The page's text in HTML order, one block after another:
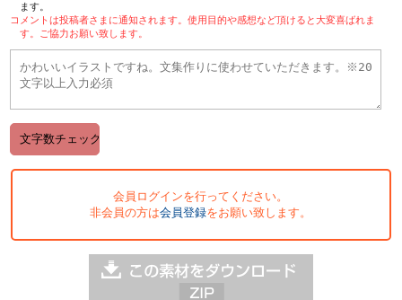
ます。
コメントは投稿者さまに通知されます。使用目的や感想など頂けると大変喜ばれま
す。ご協力お願い致します。
会員ログインを行ってください。
非会員の方は会員登録をお願い致します。